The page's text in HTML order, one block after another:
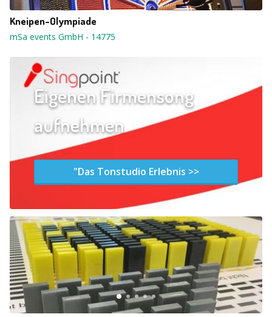
Kneipen-Olympiade
mSa events GmbH - 14775
Eigenen Firmensong
aufnehmen
"Das Tonstudio Erlebnis >>